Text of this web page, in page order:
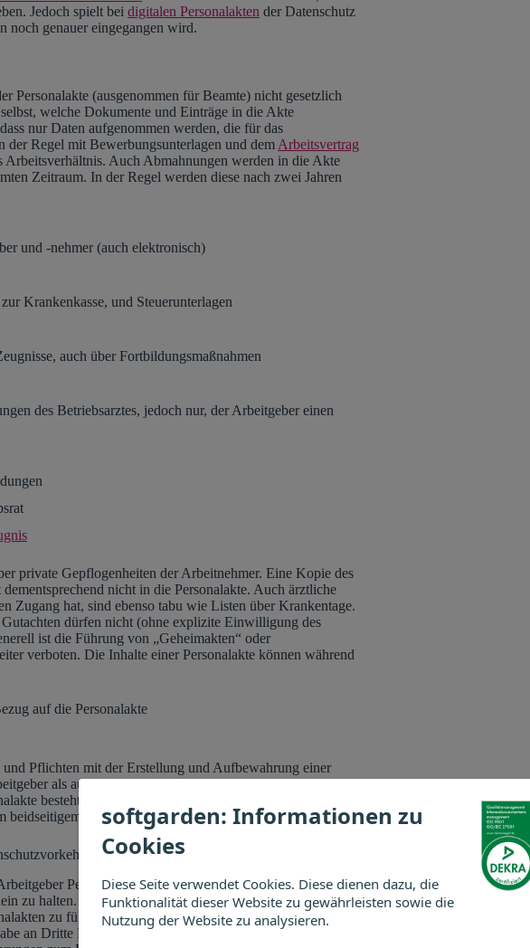
softgarden: Informationen zu
Cookies
Diese Seite verwendet Cookies. Diese dienen dazu, die
Funktionalität dieser Website zu gewährleisten sowie die
Nutzung der Website zu analysieren.
Jedoch spielt bei digitalen Personalakten der Datenschutz
noch genauer eingegangen wird.
Personalakte (ausgenommen für Beamte) nicht gesetzlich
welche Dokumente und Einträge in die Akte
nur Daten aufgenommen werden, die für das
Regel mit Bewerbungsunterlagen und dem Arbeitsvertrag
Arbeitsverhältnis. Auch Abmahnungen werden in die Akte
Zeitraum. In der Regel werden diese nach zwei Jahren
und -nehmer (auch elektronisch)
Krankenkasse, und Steuerunterlagen
auch über Fortbildungsmaßnahmen
des Betriebsarztes, jedoch nur, der Arbeitgeber einen
private Gepflogenheiten der Arbeitnehmer. Eine Kopie des
nicht in die Personalakte. Auch ärztliche
Zugang hat, sind ebenso tabu wie Listen über Krankentage.
dürfen nicht (ohne explizite Einwilligung des
ist die Führung von „Geheimakten“ oder
verboten. Die Inhalte einer Personalakte können während
auf die Personalakte
Pflichten mit der Erstellung und Aufbewahrung einer
als auch Arbeitnehmer. Zunächst einmal sei gesagt,
besteht. In aller Regel werden Unternehmen jedoch eine
beidseitigem Interesse liegt.
Personalakten sorgfältig aufzubewahren. Der Kreis
zu halten. In aller Regel sind nur der Arbeitgeber selbst
zu führen und zu verwalten. Generell ist der Inhalt der
an Dritte Personen ist verboten. Dies macht insbesondere